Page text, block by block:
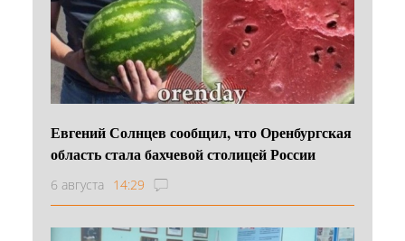
Евгений Солнцев сообщил, что Оренбургская
область стала бахчевой столицей России
6 августа 14:29